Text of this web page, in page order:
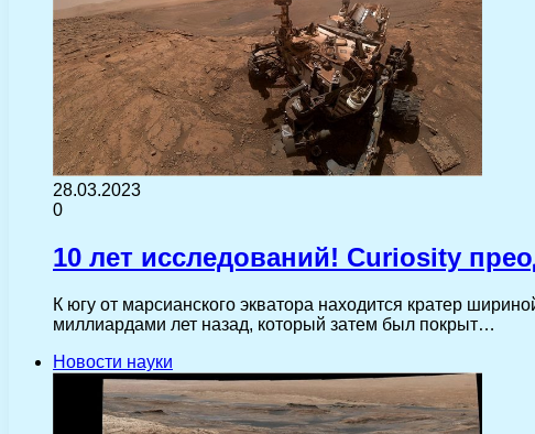
28.03.2023
0
10 лет исследований! Curiosity
К югу от марсианского экватора находится кратер
миллиардами лет назад, который затем был покрыт…
Новости науки